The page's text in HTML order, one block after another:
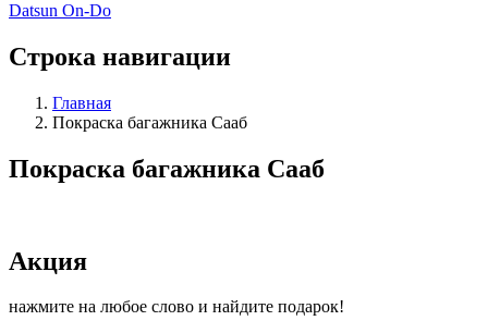
Datsun On-Do
Строка навигации
Главная
Покраска багажника Сааб
Покраска багажника Сааб
Акция
нажмите на любое слово и найдите подарок!